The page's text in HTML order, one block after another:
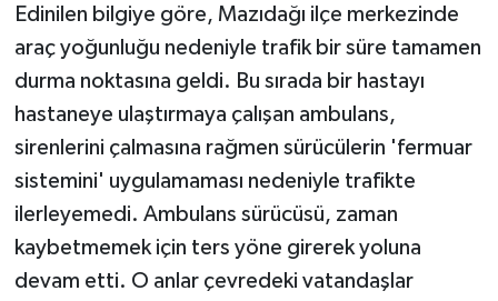
Edinilen bilgiye göre, Mazıdağı ilçe merkezinde
araç yoğunluğu nedeniyle trafik bir süre tamamen
durma noktasına geldi. Bu sırada bir hastayı
hastaneye ulaştırmaya çalışan ambulans,
sirenlerini çalmasına rağmen sürücülerin 'fermuar
sistemini' uygulamaması nedeniyle trafikte
ilerleyemedi. Ambulans sürücüsü, zaman
kaybetmemek için ters yöne girerek yoluna
devam etti. O anlar çevredeki vatandaşlar